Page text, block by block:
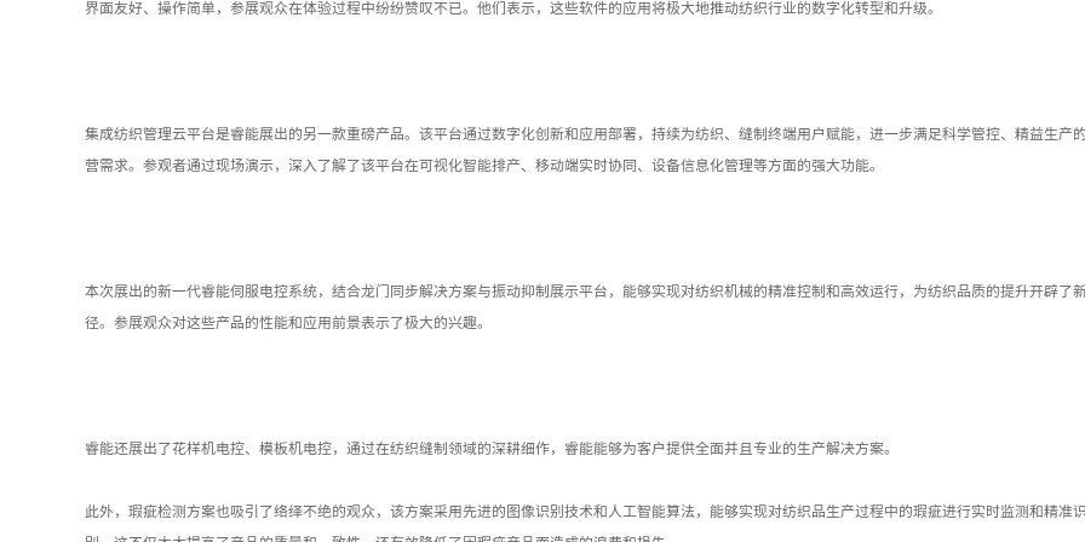
界面友好、操作简单，参展观众在体验过程中纷纷赞叹不已。他们表示，这些软件的应用将极大地推动纺织行业的数字化转型和升级。
集成纺织管理云平台是睿能展出的另一款重磅产品。该平台通过数字化创新和应用部署，持续为纺织、缝制终端用户赋能，进一步满足科学管控、精益生产
营需求。参观者通过现场演示，深入了解了该平台在可视化智能排产、移动端实时协同、设备信息化管理等方面的强大功能。
本次展出的新一代睿能伺服电控系统，结合龙门同步解决方案与振动抑制展示平台，能够实现对纺织机械的精准控制和高效运行，为纺织品质的提升开辟了
径。参展观众对这些产品的性能和应用前景表示了极大的兴趣。
睿能还展出了花样机电控、模板机电控，通过在纺织缝制领域的深耕细作，睿能能够为客户提供全面并且专业的生产解决方案。
此外，瑕疵检测方案也吸引了络绎不绝的观众，该方案采用先进的图像识别技术和人工智能算法，能够实现对纺织品生产过程中的瑕疵进行实时监测和精准识